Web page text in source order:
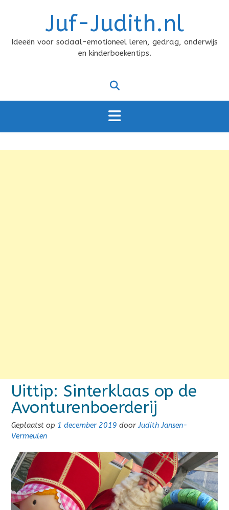
Juf-Judith.nl
Ideeën voor sociaal-emotioneel leren, gedrag, onderwijs
en kinderboekentips.
Uittip: Sinterklaas op de
Avonturenboerderij
Geplaatst op 1 december 2019 doorJudith Jansen-
Vermeulen